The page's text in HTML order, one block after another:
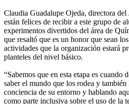
Claudia Guadalupe Ojeda, directora
están felices de recibir a este grupo de
experimentos divertidos del área de
que resaltó que es un honor que sean
actividades que la organización estará
planteles del nivel básico.
“Sabemos que en esta etapa es cuando
saber el mundo que los rodea y también
conciencia de su entorno y hablando
como parte inclusiva sobre el uso de la